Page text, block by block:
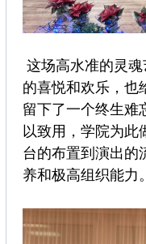
这场高水准的灵
的喜悦和欢乐，也
留下了一个终生难
以致用，学院为此
台的布置到演出的
养和极高组织能力。